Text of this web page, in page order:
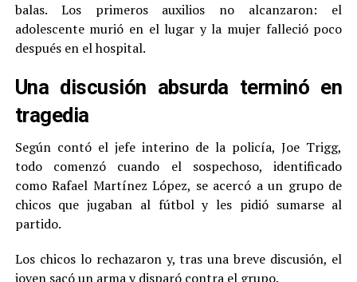
balas. Los primeros auxilios no alcanzaron: el
adolescente murió en el lugar y la mujer falleció poco
después en el hospital.
Una discusión absurda terminó en
tragedia
Según contó el jefe interino de la policía, Joe Trigg,
todo comenzó cuando el sospechoso, identificado
como Rafael Martínez López, se acercó a un grupo de
chicos que jugaban al fútbol y les pidió sumarse al
partido.
Los chicos lo rechazaron y, tras una breve discusión, el
joven sacó un arma y disparó contra el grupo.